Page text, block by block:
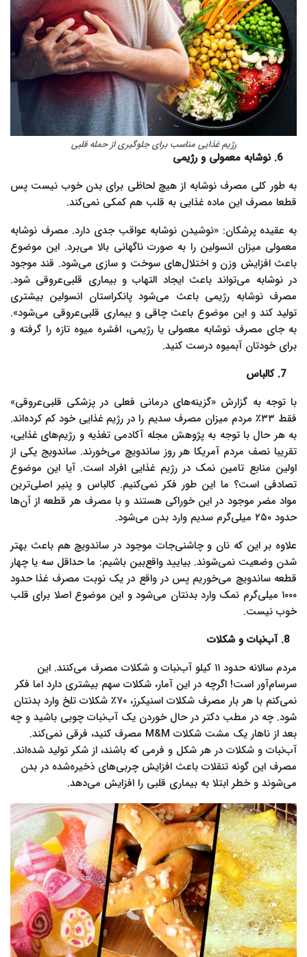
رژیم غذایی مناسب برای جلوگیری از حمله قلبی
به طور کلی مصرف نوشابه از هیچ لحاظی برای بدن خوب نیست پس
قطعا مصرف این ماده غذایی به قلب هم کمکی نمی‌کند.
به عقیده پرشکان: «نوشیدن نوشابه عواقب جدی دارد. مصرف نوشابه
معمولی میزان انسولین را به صورت ناگهانی بالا می‌برد. این موضوع
باعث افزایش وزن و اختلال‌های سوخت و سازی می‌شود. قند موجود
در نوشابه می‌تواند باعث ایجاد التهاب و بیماری قلبی‌عروقی شود.
مصرف نوشابه رژیمی باعث می‌شود پانکراستان انسولین بیشتری
تولید کند و این موضوع باعث چاقی و بیماری قلبی‌عروقی می‌شود».
به جای مصرف نوشابه معمولی یا رژیمی، افشره میوه تازه را گرفته و
برای خودتان آبمیوه درست کنید.
با توجه به گزارش «گزینه‌های درمانی فعلی در پزشکی قلبی‌عروقی»
فقط ۳۳٪ مردم میزان مصرف سدیم را در رژیم غذایی خود کم کرده‌اند.
به‌ هر حال با توجه به پژوهش مجله آکادمی تغذیه و رژیم‌های غذایی،
تقریبا نصف مردم آمریکا هر روز ساندویچ می‌خورند. ساندویج یکی از
اولین منابع تامین نمک در رژیم غذایی افراد است. آیا این موضوع
تصادفی است؟ ما این طور فکر نمی‌کنیم. کالباس و پنیر اصلی‌ترین
مواد مضر موجود در این خوراکی هستند و با مصرف هر قطعه از آن‌ها
حدود ۲۵۰ میلی‌گرم سدیم وارد بدن می‌شود.
علاوه بر این که نان و چاشنی‌جات موجود در ساندویچ هم باعث بهتر
شدن وضعیت نمی‌شوند. بیایید واقع‌بین باشیم: ما حداقل سه یا چهار
قطعه ساندویچ می‌خوریم پس در واقع در یک نوبت مصرف غذا حدود
۱۰۰۰ میلی‌گرم نمک وارد بدنتان می‌شود و این موضوع اصلا برای قلب
خوب نیست.
مردم سالانه حدود ۱۱ کیلو آب‌نبات و شکلات مصرف می‌کنند. این
سرسام‌آور است! اگرچه در این آمار، شکلات سهم بیشتری دارد اما فکر
نمی‌کنم با هر بار مصرف شکلات اسنیکرز، ۷۰٪ شکلات تلخ وارد بدنتان
شود. چه در مطب دکتر در حال خوردن یک آب‌نبات‌ چوبی باشید و چه
بعد از ناهار یک مشت شکلات M&M مصرف کنید، فرقی نمی‌کند.
آب‌نبات و شکلات در هر شکل و فرمی که باشند، از شکر تولید شده‌اند.
مصرف این گونه تنقلات باعث افزایش چربی‌های ذخیره‌شده در بدن
می‌شوند و خطر ابتلا به بیماری قلبی را افزایش می‌دهد.